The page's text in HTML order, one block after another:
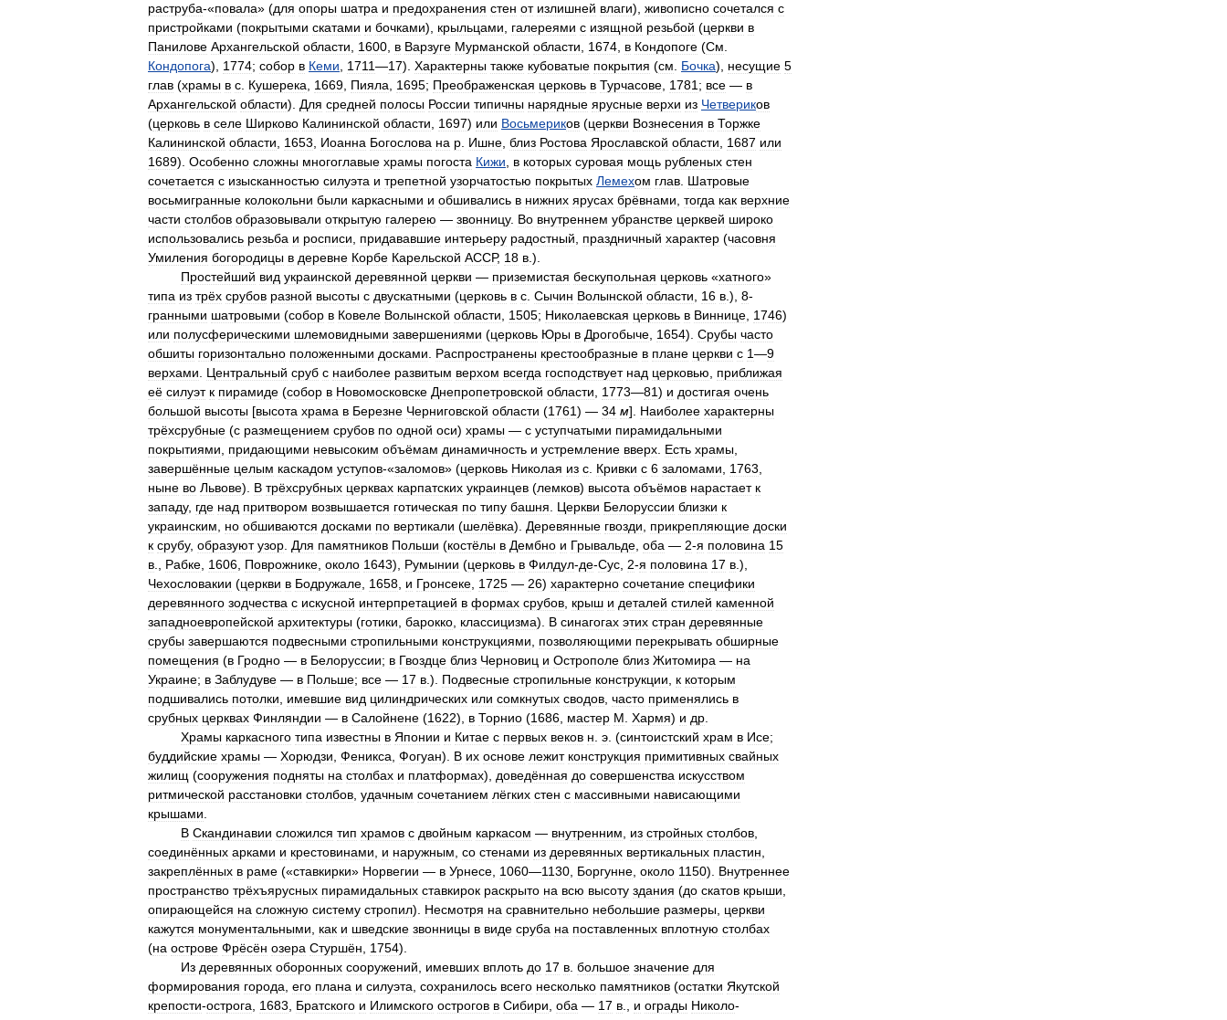
раструба-«повала» (для опоры шатра и предохранения стен от излишней влаги), живописно сочетался с
пристройками (покрытыми скатами и бочками), крыльцами галереями с изящной резьбой (церкви в
Панилове Архангельской области 1600 в Варзуге Мурманской области 1674 в Кондопоге (См
Кондопога), 1774; собор в Кеми 1711—17). Характерны также кубоватые покрытия (см Бочка), несущие 5
глав (храмы в с Кушерека 1669 Пияла 1695; Преображенская церковь в Турчасове 1781 ; все — в
Архангельской области). Для средней полосы России типичны нарядные ярусные верхи из Четвериков
(церковь в селе Ширково Калининской области 1697) или Восьмериков (церкви Вознесения в Торжке
Калининской области 1653 Иоанна Богослова на р Ишне близ Ростова Ярославской области 1687 или
1689). Особенно сложны многоглавые храмы погоста Кижи в которых суровая мощь рубленых стен
сочетается с изысканностью силуэта и трепетной узорчатостью покрытых Лемехом глав Шатровые
восьмигранные колокольни были каркасными и обшивались в нижних ярусах брёвнами тогда как верхние
части столбов образовывали открытую галерею — звонницу. Во внутреннем убранстве церквей широко
использовались резьба и росписи придававшие интерьеру радостный праздничный характер (часовня
Умиления богородицы в деревне Корбе Карельской АССР, 18 в .).
Простейший вид украинской деревянной церкви — приземистая бескупольная церковь «хатного»
типа из трёх срубов разной высоты с двускатными (церковь в с Сычин Волынской области 16 в .), 8-
гранными шатровыми (собор в Ковеле Волынской области 1505; Николаевская церковь в Виннице 1746)
или полусферическими шлемовидными завершениями (церковь Юры в Дрогобыче 1654). Срубы часто
обшиты горизонтально положенными досками Распространены крестообразные в плане церкви с 1—9
верхами
Центральный сруб с наиболее развитым верхом всегда господствует над церковью
приближая
её силуэт к пирамиде (собор в Новомосковске Днепропетровской области 1773—81) и достигая очень
большой высоты [высота храма в Березне Черниговской области (1761) — 34 м]. Наиболее характерны
трёхсрубные (с размещением срубов по одной оси) храмы — с уступчатыми пирамидальными
покрытиями
придающими невысоким объёмам динамичность и устремление вверх Есть храмы
завершённые целым каскадом уступов-«заломов» (церковь Николая из с Кривки с 6 заломами 1763
ныне во Львове). В трёхсрубных церквах карпатских украинцев (лемков) высота объёмов нарастает к
западу, где над притвором возвышается готическая по типу башня Церкви Белоруссии близки к
украинским
но обшиваются досками по вертикали (шелёвка). Деревянные гвозди прикрепляющие доски
к срубу, образуют узор Для памятников Польши (костёлы в Дембно и Грывальде оба — 2-я половина 15
в
Рабке 1606 Поврожнике около 1643), Румынии (церковь в Филдул-де-Сус 2-я половина 17 в .),
Чехословакии (церкви в Бодружале 1658 и Гронсеке 1725 — 26) характерно сочетание специфики
деревянного зодчества с искусной интерпретацией в формах срубов крыш и деталей стилей каменной
западноевропейской архитектуры (готики барокко классицизма). В синагогах этих стран деревянные
срубы завершаются подвесными стропильными конструкциями позволяющими перекрывать обширные
помещения (в Гродно — в Белоруссии; в Гвоздце близ Черновиц и Острополе близ Житомира — на
Украине; в Заблудуве — в Польше; все — 17 в .). Подвесные стропильные конструкции к которым
подшивались потолки имевшие вид цилиндрических или сомкнутых сводов часто применялись в
срубных церквах Финляндии — в Салойнене (1622), в Торнио (1686 мастер М Хармя) и др
Храмы каркасного типа известны в Японии и Китае с первых веков н э . (синтоистский храм в Исе;
буддийские храмы — Хорюдзи Феникса Фогуан). В их основе лежит конструкция примитивных свайных
жилищ (сооружения подняты на столбах и платформах), доведённая до совершенства искусством
ритмической расстановки столбов удачным сочетанием лёгких стен с массивными нависающими
крышами
В Скандинавии сложился тип храмов с двойным каркасом — внутренним из стройных столбов
соединённых арками и крестовинами и наружным со стенами из деревянных вертикальных пластин
закреплённых в раме («ставкирки» Норвегии — в Урнесе 1060—1130 Боргунне около 1150). Внутреннее
пространство трёхъярусных пирамидальных ставкирок раскрыто на всю высоту здания (до скатов крыши
опирающейся на сложную систему стропил). Несмотря на сравнительно небольшие размеры церкви
кажутся монументальными как и шведские звонницы в виде сруба на поставленных вплотную столбах
(на острове Фрёсён озера Стуршён 1754).
Из деревянных оборонных сооружений имевших вплоть до 17 в большое значение для
формирования города его плана и силуэта сохранилось всего несколько памятников (остатки Якутской
крепости-острога 1683 Братского и Илимского острогов в Сибири оба — 17 в и ограды Николо-